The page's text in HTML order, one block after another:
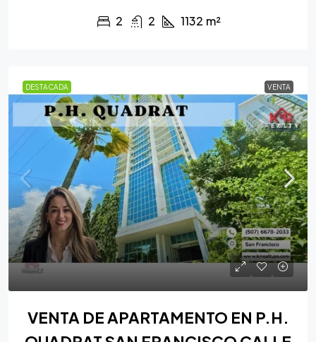
2 2 1132 m²
DESTACADA VENTA
VENTA DE APARTAMENTO EN P.H.